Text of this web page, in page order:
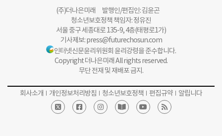
(주)더나은미래 발행인/편집인: 김윤곤
청소년보호정책 책임자: 정유진
서울 중구 세종대로 135-9, 4층(태평로1가)
기사제보:press@futurechosun.com
인터넷신문윤리위원회 윤리강령을 준수합니다.
Copyright 더나은미래 All rights reserved.
무단 전재 및 재배포 금지.
회사소개 개인정보처리방침 청소년보호정책 편집규약 알립니다